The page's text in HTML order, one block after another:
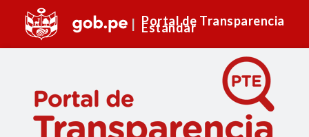
Portal de Transparencia
Estándar